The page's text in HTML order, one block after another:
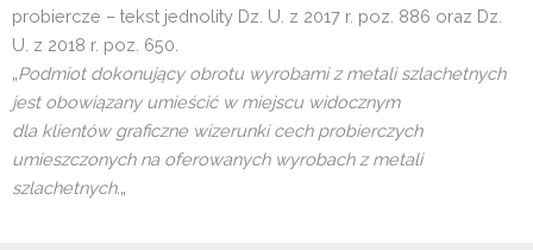
probiercze – tekst jednolity Dz. U. z 2017 r. poz. 886 oraz Dz.
U. z 2018 r. poz. 650.
„Podmiot dokonujący obrotu wyrobami z metali szlachetnych
jest obowiązany umieścić w miejscu widocznym
dla klientów graficzne wizerunki cech probierczych
umieszczonych na oferowanych wyrobach z metali
szlachetnych.„